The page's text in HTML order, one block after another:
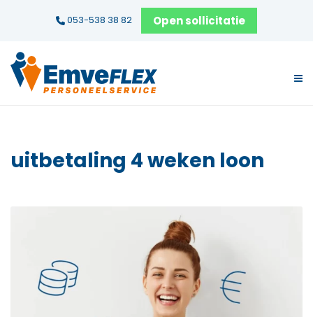
053-538 38 82 Open sollicitatie
uitbetaling 4 weken loon